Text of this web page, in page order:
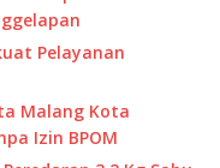
Pelayanan
Malang Kota
Izin BPOM